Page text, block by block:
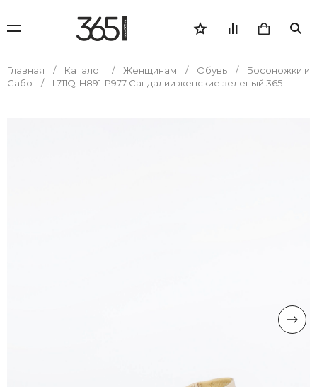
Главная Каталог Женщинам Обувь
Босоножки и
Сабо
L711Q-H891-P977 Сандалии женские зеленый 365